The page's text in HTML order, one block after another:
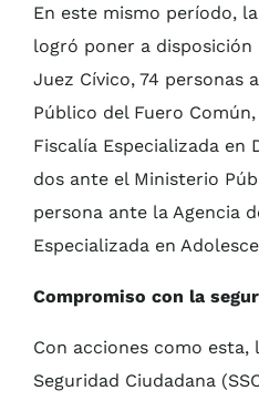
En este mismo período,
logró poner a disposición
Juez Cívico, 74 personas
Público del Fuero
Fiscalía Especializada en
dos ante el Ministerio
persona ante la Agencia
Especializada en
Compromiso con la
Con acciones como esta,
Seguridad Ciudadana